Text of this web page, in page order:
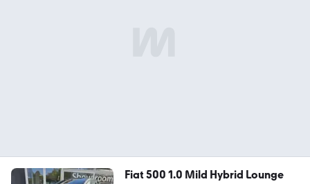
Fiat 500 1.0 Mild Hybrid Lounge